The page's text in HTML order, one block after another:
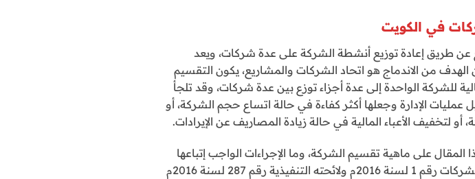
في الكويت
عن طريق إعادة توزيع أنشطة الشركة على عدة شركات، ويعد
من الاندماج هو اتحاد الشركات والمشاريع، يكون التقسيم
للشركة الواحدة إلى عدة أجزاء توزع بين عدة شركات، وقد تلجأ
الإدارة وجعلها أكثر كفاءة في حالة اتساع حجم الشركة، أو
لتخفيف الأعباء المالية في حالة زيادة المصاريف عن الإيرادات.
على ماهية تقسيم الشركة، وما الإجراءات الواجب إتباعها
قانونا ليكون تقسيم الشركة في الكويت صحيحاً وفقاً لقانون الشركات رقم 1 لسنة 2016م ولائحته التنفيذية رقم 287 لسنة 2016م